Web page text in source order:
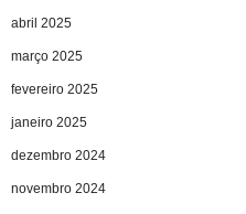
abril 2025
março 2025
fevereiro 2025
janeiro 2025
dezembro 2024
novembro 2024